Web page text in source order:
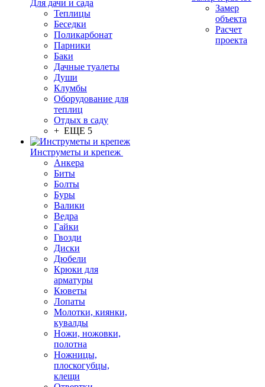
Для дачи и сада
Теплицы
Беседки
Поликарбонат
Парники
Баки
Дачные туалеты
Души
Клумбы
Оборудование для
теплиц
Отдых в саду
+ ЕЩЕ 5
Инструметы и крепеж
Анкера
Биты
Болты
Буры
Валики
Ведра
Гайки
Гвозди
Диски
Дюбели
Крюки для
арматуры
Кюветы
Лопаты
Молотки, киянки,
кувалды
Ножи, ножовки,
полотна
Ножницы,
плоскогубцы,
клещи
Замер
объекта
Расчет
проекта